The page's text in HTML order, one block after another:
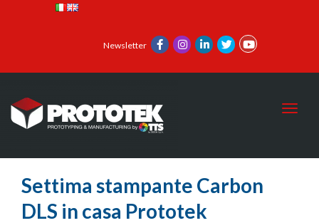
Newsletter
Settima stampante Carbon
DLS in casa Prototek